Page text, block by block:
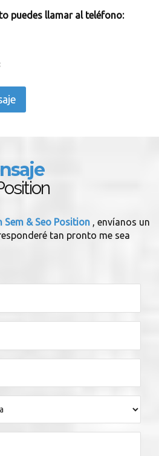
puedes llamar al teléfono:
& Seo Position , envíanos un
tan pronto me sea